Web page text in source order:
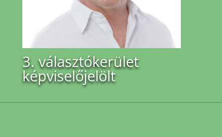
3. választókerület
képviselőjelölt